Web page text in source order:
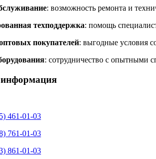
: возможность ремонта и
техподдержка: помощь
покупателей: выгодные условия
: сотрудничество с опытными
461-01-03
761-01-03
861-01-03